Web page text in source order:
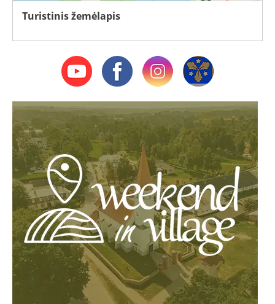
Turistinis žemėlapis